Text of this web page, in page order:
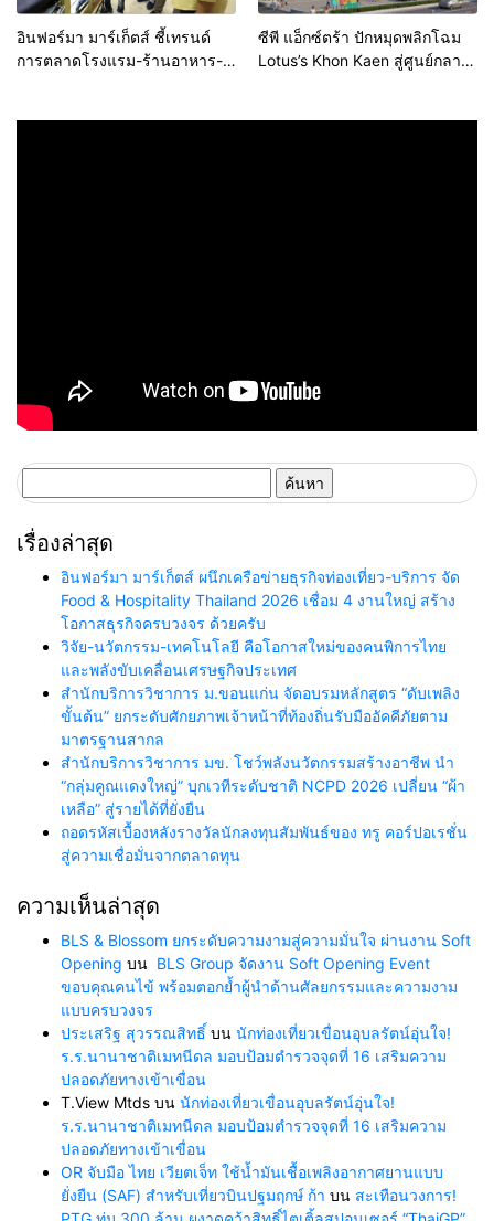
อินฟอร์มา มาร์เก็ตส์ ชี้เทรนด์
การตลาดโรงแรม-ร้านอาหาร-
ซีพี แอ็กซ์ตร้า ปักหมุดพลิกโฉม
Lotus’s Khon Kaen สู่ศูนย์กลาง
สำหรับ:
เรื่องล่าสุด
อินฟอร์มา มาร์เก็ตส์ ผนึกเครือข่ายธุรกิจท่องเที่ยว-บริการ จัด
Food & Hospitality Thailand 2026 เชื่อม 4 งานใหญ่ สร้าง
โอกาสธุรกิจครบวงจร ด้วยครับ
วิจัย-นวัตกรรม-เทคโนโลยี คือโอกาสใหม่ของคนพิการไทย
และพลังขับเคลื่อนเศรษฐกิจประเทศ
สำนักบริการวิชาการ ม.ขอนแก่น จัดอบรมหลักสูตร “ดับเพลิง
ขั้นต้น” ยกระดับศักยภาพเจ้าหน้าที่ท้องถิ่นรับมืออัคคีภัยตาม
มาตรฐานสากล
สำนักบริการวิชาการ มข. โชว์พลังนวัตกรรมสร้างอาชีพ นำ
“กลุ่มคูณแดงใหญ่” บุกเวทีระดับชาติ NCPD 2026 เปลี่ยน “ผ้า
เหลือ” สู่รายได้ที่ยั่งยืน
ถอดรหัสเบื้องหลังรางวัลนักลงทุนสัมพันธ์ของ ทรู คอร์ปอเรชั่น
สู่ความเชื่อมั่นจากตลาดทุน
ความเห็นล่าสุด
BLS & Blossom ยกระดับความงามสู่ความมั่นใจ ผ่านงาน Soft
Opening บน BLS Group จัดงาน Soft Opening Event
ขอบคุณคนไข้ พร้อมตอกย้ำผู้นำด้านศัลยกรรมและความงาม
แบบครบวงจร
ประเสริฐ สุวรรณสิทธิ์ บน นักท่องเที่ยวเขื่อนอุบลรัตน์อุ่นใจ!
ร.ร.นานาชาติเมทนีดล มอบป้อมตำรวจจุดที่ 16 เสริมความ
ปลอดภัยทางเข้าเขื่อน
T.View Mtds บน นักท่องเที่ยวเขื่อนอุบลรัตน์อุ่นใจ!
ร.ร.นานาชาติเมทนีดล มอบป้อมตำรวจจุดที่ 16 เสริมความ
ปลอดภัยทางเข้าเขื่อน
OR จับมือ ไทย เวียตเจ็ท ใช้น้ำมันเชื้อเพลิงอากาศยานแบบ
ยั่งยืน (SAF) สำหรับเที่ยวบินปฐมฤกษ์ ก้า บน สะเทือนวงการ!